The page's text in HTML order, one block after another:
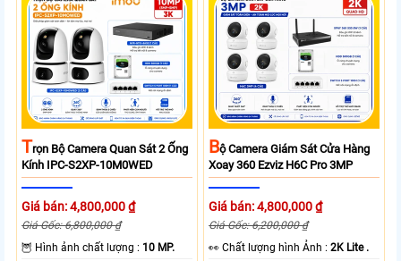
TRọn Bộ Camera Quan Sát 2 Ống
Kính IPC-S2XP-10M0WED
Giá bán: 4,800,000 ₫
Giá Gốc: 6,800,000 ₫
🦉 Hình ảnh chất lượng : 10 MP.
BỘ Camera Giám Sát Cửa Hàng
Xoay 360 Ezviz H6C Pro 3MP
Giá bán: 4,800,000 ₫
Giá Gốc: 6,200,000 ₫
️👀 Chất lượng hình Ảnh :2K Lite .